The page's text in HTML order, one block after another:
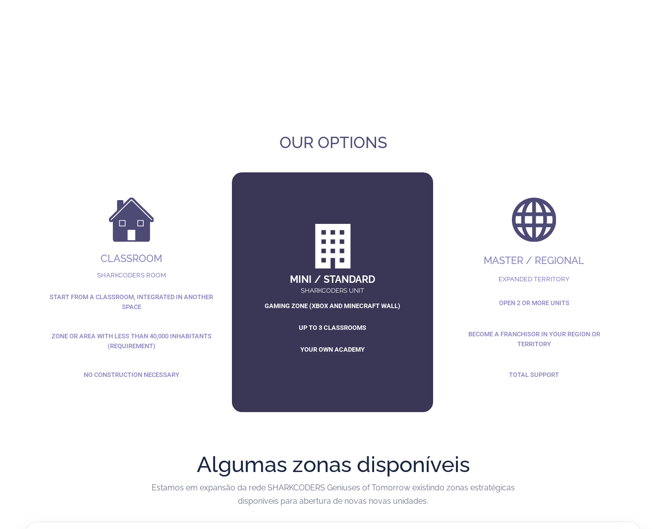
OUR OPTIONS
CLASSROOM
SHARKCODERS ROOM
START FROM A CLASSROOM, INTEGRATED IN ANOTHER
SPACE
ZONE OR AREA WITH LESS THAN 40,000 INHABITANTS
(REQUIREMENT)
NO CONSTRUCTION NECESSARY
MINI / STANDARD
SHARKCODERS UNIT
GAMING ZONE (XBOX AND MINECRAFT WALL)
UP TO 3 CLASSROOMS
YOUR OWN ACADEMY
MASTER / REGIONAL
EXPANDED TERRITORY
OPEN 2 OR MORE UNITS
BECOME A FRANCHISOR IN YOUR REGION OR
TERRITORY
TOTAL SUPPORT
Algumas zonas disponíveis
Estamos em expansão da rede SHARKCODERS Geniuses of Tomorrow existindo zonas estratégicas
disponíveis para abertura de novas novas unidades.